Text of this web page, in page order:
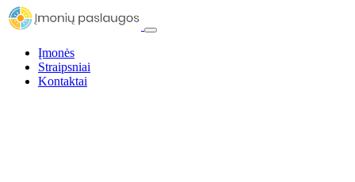
Įmonės
Straipsniai
Kontaktai